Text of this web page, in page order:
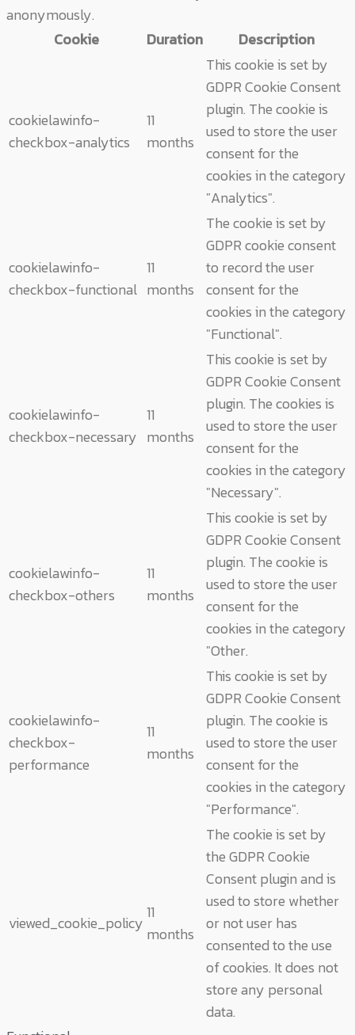
anonymously.
Cookie
Duration Description
cookielawinfo-
checkbox-analytics
11
months
This cookie is set by
GDPR Cookie Consent
plugin. The cookie is
used to store the user
consent for the
cookies in the category
"Analytics".
cookielawinfo-
checkbox-functional
11
months
The cookie is set by
GDPR cookie consent
to record the user
consent for the
cookies in the category
"Functional".
cookielawinfo-
checkbox-necessary
11
months
This cookie is set by
GDPR Cookie Consent
plugin. The cookies is
used to store the user
consent for the
cookies in the category
"Necessary".
cookielawinfo-
checkbox-others
11
months
This cookie is set by
GDPR Cookie Consent
plugin. The cookie is
used to store the user
consent for the
cookies in the category
"Other.
cookielawinfo-
checkbox-
performance
11
months
This cookie is set by
GDPR Cookie Consent
plugin. The cookie is
used to store the user
consent for the
cookies in the category
"Performance".
viewed_cookie_policy
11
months
The cookie is set by
the GDPR Cookie
Consent plugin and is
used to store whether
or not user has
consented to the use
of cookies. It does not
store any personal
data.